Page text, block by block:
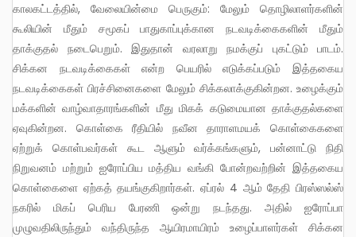
காலகட்டத்தில், வேலையின்மை பெருகும்: மேலும் தொழிலாளர்களின்
கூலியின் மீதும் சமூகப் பாதுகாப்புக்கான நடவடிக்கைகளின் மீதும்
தாக்குதல் நடைபெறும். இதுதான் வரலாறு நமக்குப் புகட்டும் பாடம்.
சிக்கன நடவடிக்கைகள் என்ற பெயரில் எடுக்கப்படும் இத்தகைய
நடவடிக்கைகள் பிரச்சினைகளை மேலும் சிக்கலாக்குகின்றன. உழைக்கும்
மக்களின் வாழ்வாதாரங்களின் மீது மிகக் கடுமையான தாக்குதல்களை
ஏவுகின்றன. கொள்கை ரீதியில் நவீன தாராளமயக் கொள்கைகளை
ஏற்றுக் கொள்பவர்கள் கூட ஆளும் வர்க்கங்களும், பன்னாட்டு நிதி
நிறுவனம் மற்றும் ஐரோப்பிய மத்திய வங்கி போன்றவற்றின் இத்தகைய
கொள்கைளை ஏற்கத் தயங்குகிறார்கள். ஏப்ரல் 4 ஆம் தேதி பிரஸ்ஸல்ஸ்
நகரில் மிகப் பெரிய பேரணி ஒன்று நடந்தது. அதில் ஐரோப்பா
முழுவதிலிருந்தும் வந்திருந்த ஆயிரமாயிரம் உழைப்பாளர்கள் சிக்கன